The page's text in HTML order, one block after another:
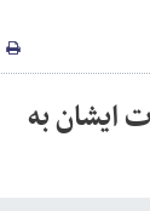
ایشان به